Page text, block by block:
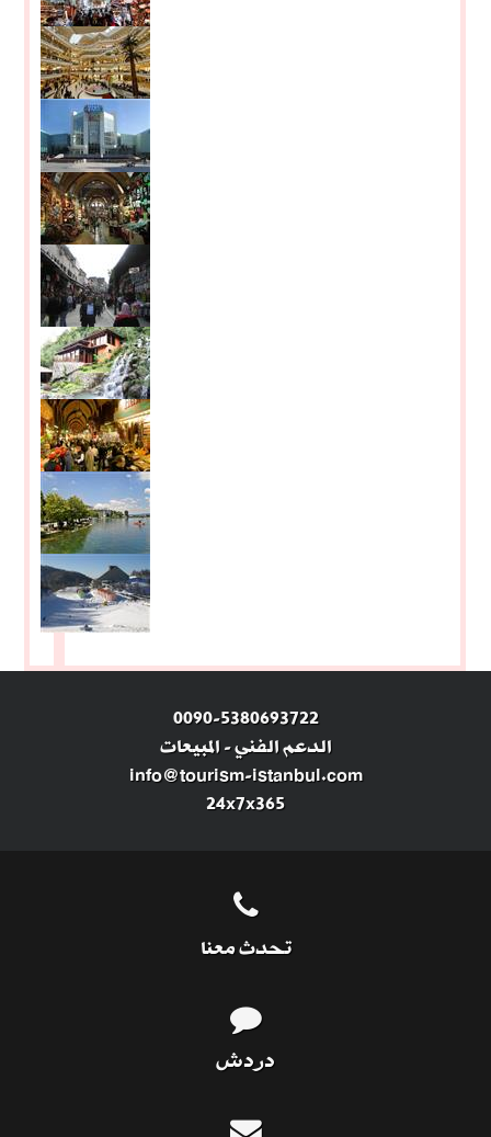
0090-5380693722
الدعم الفني-المبيعات
info@tourism-istanbul.com
24x7x365
تحدث معنا
دردش